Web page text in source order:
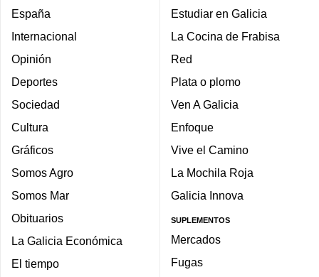
España
Internacional
Opinión
Deportes
Sociedad
Cultura
Gráficos
Somos Agro
Somos Mar
Obituarios
La Galicia Económica
El tiempo
Estudiar en Galicia
La Cocina de Frabisa
Red
Plata o plomo
Ven A Galicia
Enfoque
Vive el Camino
La Mochila Roja
Galicia Innova
SUPLEMENTOS
Mercados
Fugas